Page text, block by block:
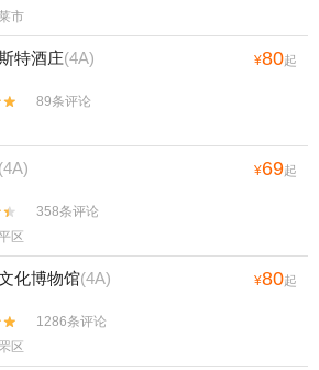
市
特酒庄(4A) ¥80起
89条评论
(4A) ¥69起
358条评论
区
化博物馆(4A) ¥80起
1286条评论
区